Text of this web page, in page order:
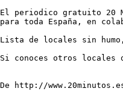
El periodico gratuito 20
para toda España, en
Lista de locales sin
Si conoces otros
De http://